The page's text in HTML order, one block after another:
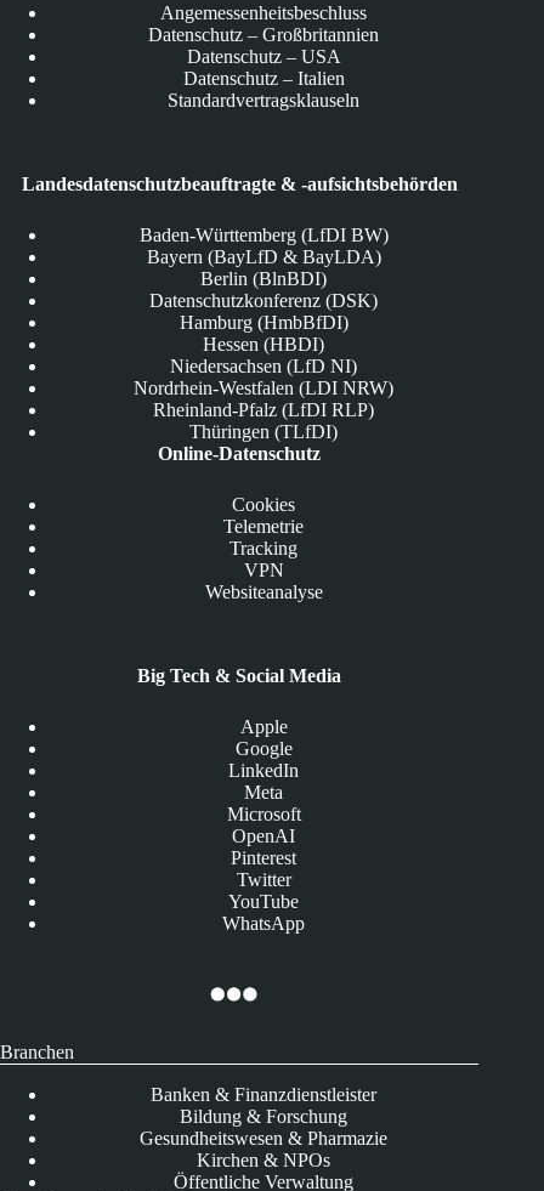
Angemessenheitsbeschluss
Datenschutz – Großbritannien
Datenschutz – USA
Datenschutz – Italien
Standardvertragsklauseln
Landesdatenschutzbeauftragte & -aufsichtsbehörden
Baden-Württemberg (LfDI BW)
Bayern (BayLfD & BayLDA)
Berlin (BlnBDI)
Datenschutzkonferenz (DSK)
Hamburg (HmbBfDI)
Hessen (HBDI)
Niedersachsen (LfD NI)
Nordrhein-Westfalen (LDI NRW)
Rheinland-Pfalz (LfDI RLP)
Thüringen (TLfDI)
Online-Datenschutz
Cookies
Telemetrie
Tracking
VPN
Websiteanalyse
Big Tech & Social Media
Apple
Google
LinkedIn
Meta
Microsoft
OpenAI
Pinterest
Twitter
YouTube
WhatsApp
Branchen
Banken & Finanzdienstleister
Bildung & Forschung
Gesundheitswesen & Pharmazie
Kirchen & NPOs
Öffentliche Verwaltung